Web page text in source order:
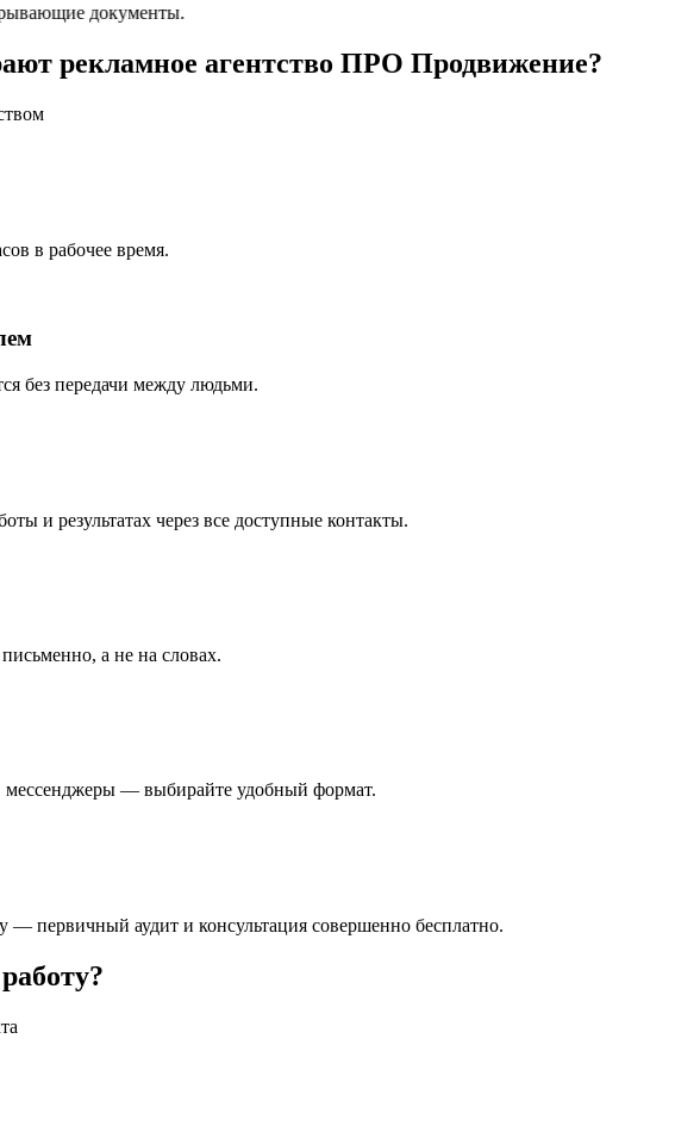
документы.
рекламное агентство ПРО Продвижение?
в рабочее время.
без передачи между людьми.
и результатах через все доступные контакты.
а не на словах.
мессенджеры — выбирайте удобный формат.
первичный аудит и консультация совершенно бесплатно.